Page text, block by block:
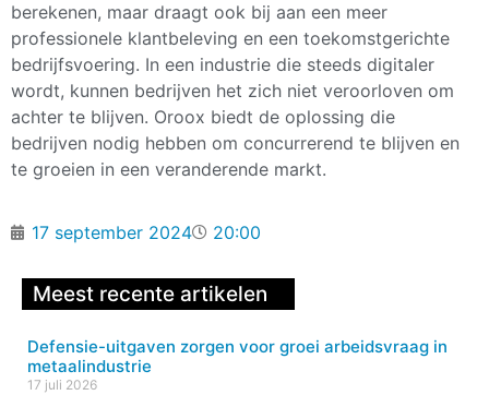
berekenen, maar draagt ook bij aan een meer
professionele klantbeleving en een toekomstgerichte
bedrijfsvoering. In een industrie die steeds digitaler
wordt, kunnen bedrijven het zich niet veroorloven om
achter te blijven. Oroox biedt de oplossing die
bedrijven nodig hebben om concurrerend te blijven en
te groeien in een veranderende markt.
17 september 2024 20:00
Meest recente artikelen
Defensie-uitgaven zorgen voor groei arbeidsvraag in
metaalindustrie
17 juli 2026